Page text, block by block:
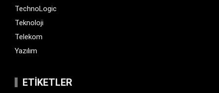
TechnoLogic
Teknoloji
Telekom
Yazılım
ETIKETLER